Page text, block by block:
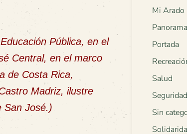
Pública, en el
Central, en el marco
de Costa Rica,
Madriz, ilustre
San José.)
Mi Arado
Portada
Salud
Seguridad
Sin